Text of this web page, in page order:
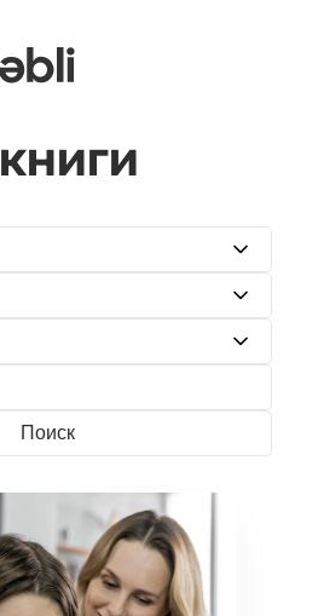
книги